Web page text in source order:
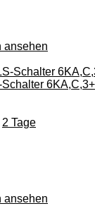
ansehen
2 Tage
ansehen